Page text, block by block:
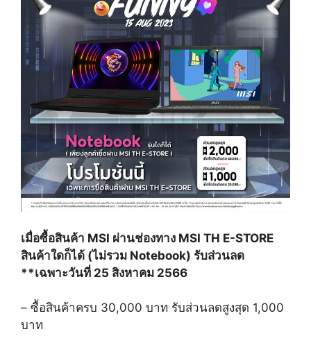
เมื่อซื้อสินค้า MSI ผ่านช่องทาง MSI TH E-STORE
สินค้าใดก็ได้ (ไม่รวม Notebook) รับส่วนลด
**เฉพาะวันที่ 25 สิงหาคม 2566
– ซื้อสินค้าครบ 30,000 บาท รับส่วนลดสูงสุด 1,000
บาท